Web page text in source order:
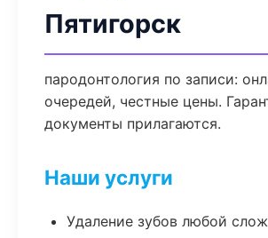
Пятигорск
пародонтология по записи:
очередей, честные цены.
документы прилагаются.
Наши услуги
Удаление зубов любой